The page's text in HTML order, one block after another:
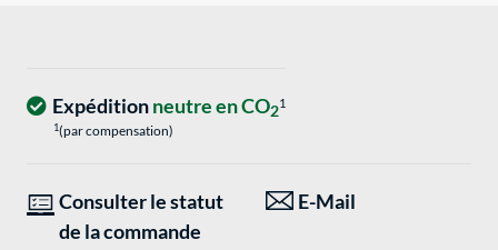
Expéditionneutre en CO21
1(par compensation)
Consulter le statut
de la commande
E-Mail